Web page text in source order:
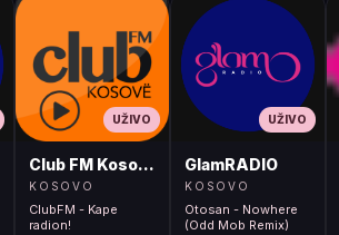
UŽIVO
Club FM Kosovë
KOSOVO
ClubFM - Kape
radion!
UŽIVO
GlamRADIO
KOSOVO
Otosan - Nowhere
(Odd Mob Remix)